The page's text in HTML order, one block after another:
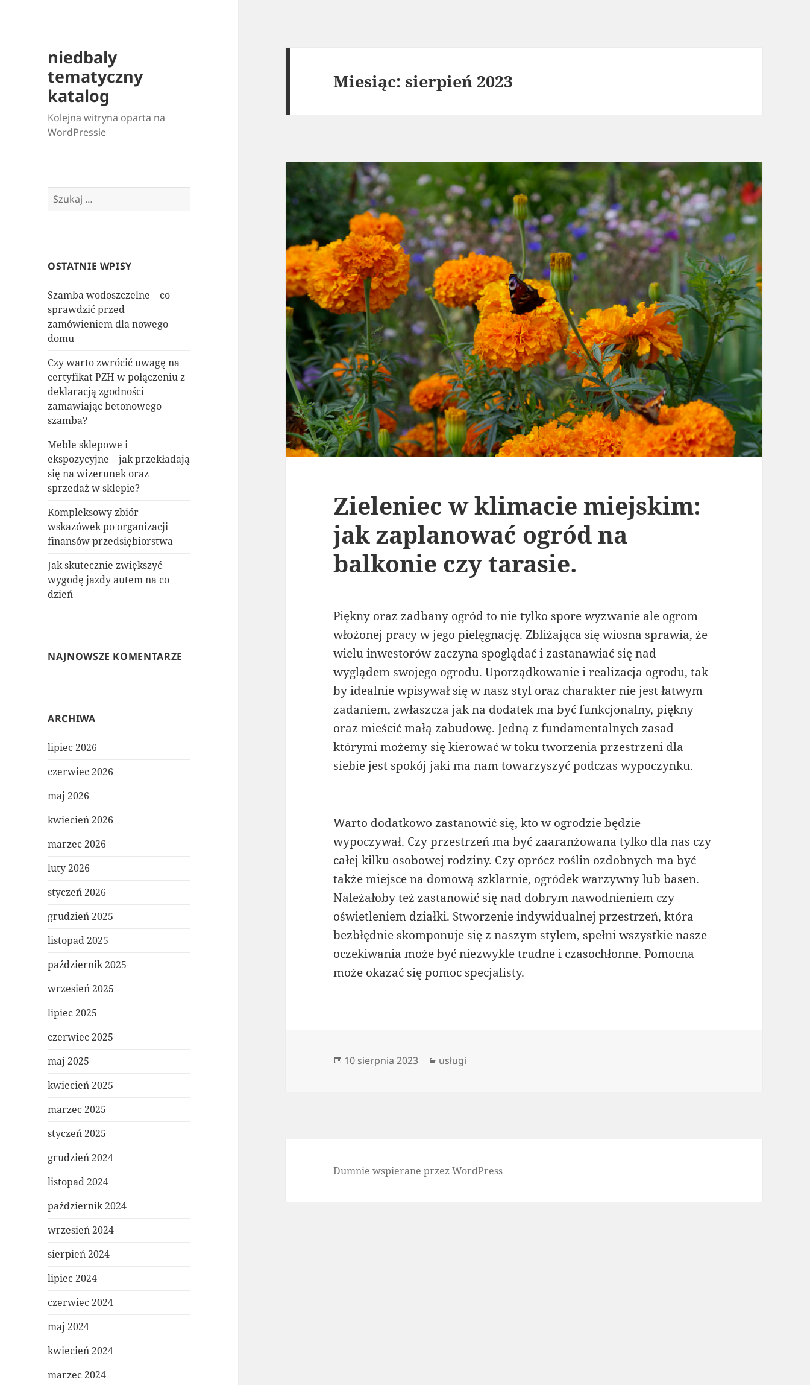
niedbaly
tematyczny
katalog
Kolejna witryna oparta na
WordPressie
Szukaj:
OSTATNIE WPISY
Szamba wodoszczelne – co
sprawdzić przed
zamówieniem dla nowego
domu
Czy warto zwrócić uwagę na
certyfikat PZH w połączeniu z
deklaracją zgodności
zamawiając betonowego
szamba?
Meble sklepowe i
ekspozycyjne – jak przekładają
się na wizerunek oraz
sprzedaż w sklepie?
Kompleksowy zbiór
wskazówek po organizacji
finansów przedsiębiorstwa
Jak skutecznie zwiększyć
wygodę jazdy autem na co
dzień
NAJNOWSZE KOMENTARZE
ARCHIWA
lipiec 2026
czerwiec 2026
maj 2026
kwiecień 2026
marzec 2026
luty 2026
styczeń 2026
grudzień 2025
listopad 2025
październik 2025
wrzesień 2025
lipiec 2025
czerwiec 2025
maj 2025
kwiecień 2025
marzec 2025
styczeń 2025
grudzień 2024
listopad 2024
październik 2024
wrzesień 2024
sierpień 2024
lipiec 2024
czerwiec 2024
maj 2024
kwiecień 2024
marzec 2024
Miesiąc:sierpień 2023
Zieleniec w klimacie miejskim:
jak zaplanować ogród na
balkonie czy tarasie.
Piękny oraz zadbany ogród to nie tylko spore wyzwanie ale ogrom
włożonej pracy w jego pielęgnację. Zbliżająca się wiosna sprawia, że
wielu inwestorów zaczyna spoglądać i zastanawiać się nad
wyglądem swojego ogrodu. Uporządkowanie i realizacja ogrodu, tak
by idealnie wpisywał się w nasz styl oraz charakter nie jest łatwym
zadaniem, zwłaszcza jak na dodatek ma być funkcjonalny, piękny
oraz mieścić małą zabudowę. Jedną z fundamentalnych zasad
którymi możemy się kierować w toku tworzenia przestrzeni dla
siebie jest spokój jaki ma nam towarzyszyć podczas wypoczynku.
Warto dodatkowo zastanowić się, kto w ogrodzie będzie
wypoczywał. Czy przestrzeń ma być zaaranżowana tylko dla nas czy
całej kilku osobowej rodziny. Czy oprócz roślin ozdobnych ma być
także miejsce na domową szklarnie, ogródek warzywny lub basen.
Należałoby też zastanowić się nad dobrym nawodnieniem czy
oświetleniem działki. Stworzenie indywidualnej przestrzeń, która
bezbłędnie skomponuje się z naszym stylem, spełni wszystkie nasze
oczekiwania może być niezwykle trudne i czasochłonne. Pomocna
może okazać się pomoc specjalisty.
Data
10 sierpnia 2023 Kategorie
usługi
Dumnie wspierane przez WordPress